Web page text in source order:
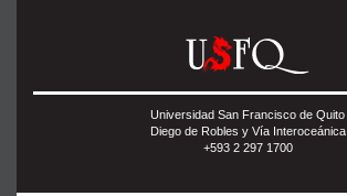
Universidad San Francisco de Quito
Diego de Robles y Vía Interoceánica
+593 2 297 1700